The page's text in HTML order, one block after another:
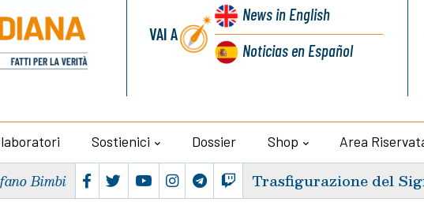
VAI A
Newsin English
Noticiasen Español
Sostienici Dossier Shop Area
Bimbi Trasfigurazione del